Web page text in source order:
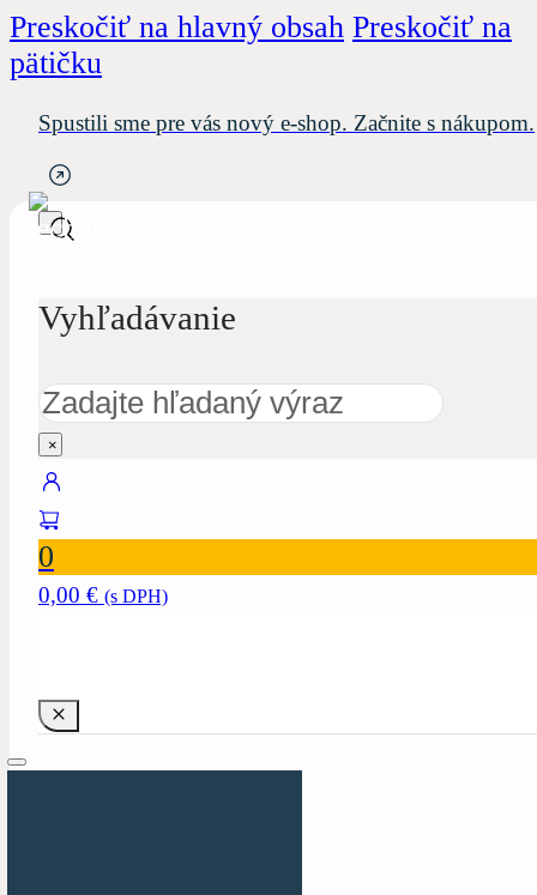
Preskočiť na hlavný obsah Preskočiť na
pätičku
Spustili sme pre vás nový e-shop. Začnite s nákupom.
Vyhľadávanie
Hľadať
×
0
0,00 € (s DPH)